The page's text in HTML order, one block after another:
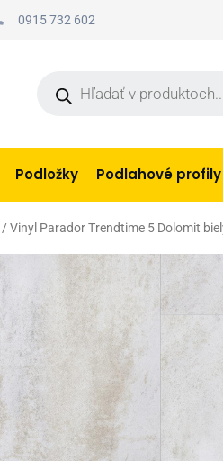
0915 732 602
Podložky Podlahové profily
/ Vinyl Parador Trendtime 5 Dolomit